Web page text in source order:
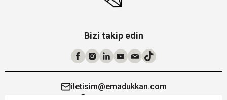
Bizi takip edin
iletisim@emadukkan.com